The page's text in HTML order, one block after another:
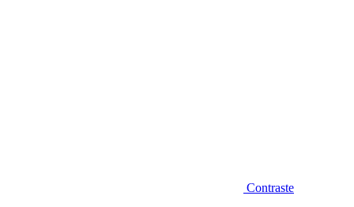
Contraste